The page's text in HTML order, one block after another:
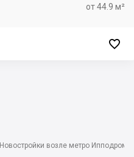
от 44.9 м²

Новостройки возле метро Ипподром,